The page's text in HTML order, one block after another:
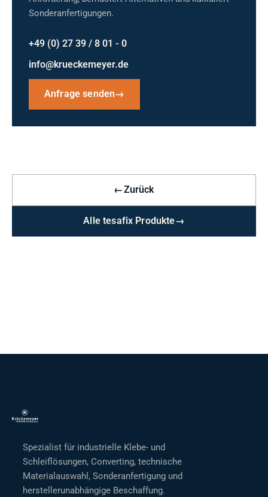
Sonderanfertigungen.
+49 (0) 27 39 / 8 01 - 0
info@krueckemeyer.de
Anfrage senden→
←Zurück
Alle tesafix Produkte→
Spezialist für industrielle Klebe- und
Schleiflösungen, Converting, technische
Materialauswahl, Sonderanfertigung und
herstellerunabhängige Beschaffung.